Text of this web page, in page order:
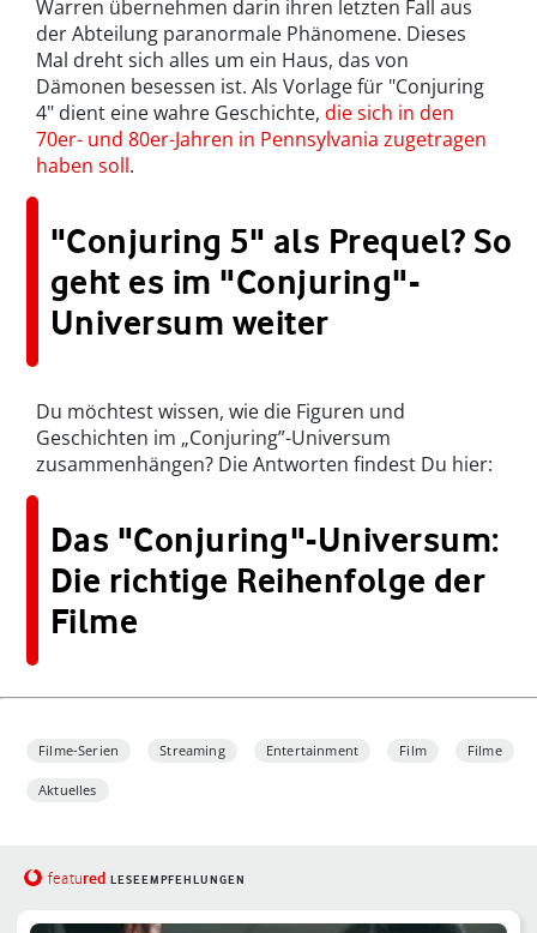
Warren übernehmen darin ihren letzten Fall aus
der Abteilung paranormale Phänomene. Dieses
Mal dreht sich alles um ein Haus, das von
Dämonen besessen ist. Als Vorlage für "Conjuring
4" dient eine wahre Geschichte, die sich in den
70er- und 80er-Jahren in Pennsylvania zugetragen
haben soll.
"Conjuring 5" als Prequel? So
geht es im "Conjuring"-
Universum weiter
Du möchtest wissen, wie die Figuren und
Geschichten im „Conjuring”-Universum
zusammenhängen? Die Antworten findest Du hier:
Das "Conjuring"-Universum:
Die richtige Reihenfolge der
Filme
Filme-Serien Streaming Entertainment Film Filme
Aktuelles
featured LESEEMPFEHLUNGEN